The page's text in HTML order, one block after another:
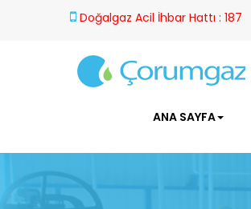
Doğalgaz Acil İhbar Hattı : 187
ANA SAYFA